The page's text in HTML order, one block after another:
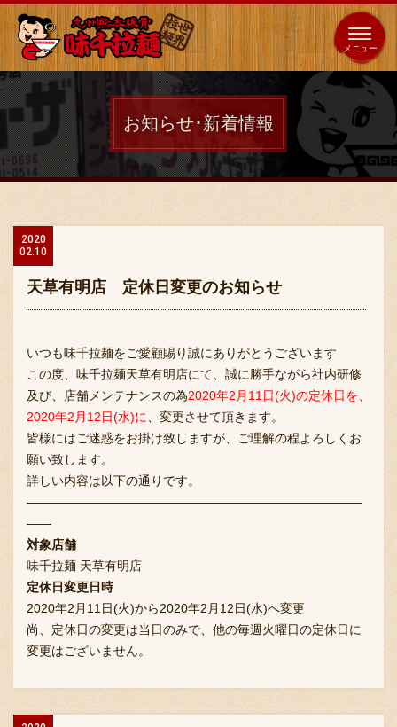
全国
展開 海外 653 店 64 店
ホーム
味千の取り組み
FC加盟店募集
お知らせ･新着情報
2020
02.10
天草有明店 定休日変更のお知らせ
いつも味千拉麺をご愛顧賜り誠にありがとうございます
この度、味千拉麺天草有明店にて、誠に勝手ながら社内研修
及び、店舗メンテナンスの為2020年2月11日(火)の定休日を、
2020年2月12日(水)に
、変更させて頂きます。
皆様にはご迷惑をお掛け致しますが、ご理解の程よろしくお
願い致します。
詳しい内容は以下の通りです。
———————————————————————————
——
対象店舗
味千拉麺 天草有明店
定休日変更日時
2020年2月11日(火)から2020年2月12日(水)へ変更
尚、定休日の変更は当日のみで、他の毎週火曜日の定休日に
変更はございません。